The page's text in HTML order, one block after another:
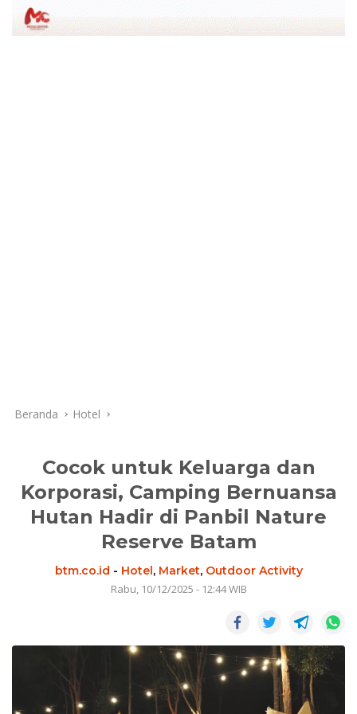
Beranda Hotel
Cocok untuk Keluarga dan
Korporasi, Camping Bernuansa
Hutan Hadir di Panbil Nature
Reserve Batam
btm.co.id - Hotel, Market, Outdoor Activity
Rabu, 10/12/2025 - 12:44 WIB